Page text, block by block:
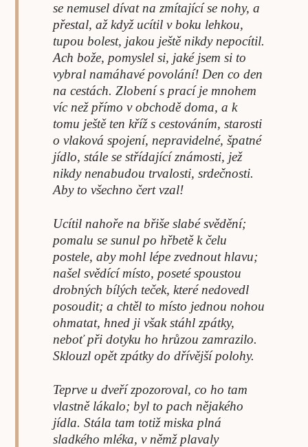
se nemusel dívat na zmítající se nohy, a
přestal, až když ucítil v boku lehkou,
tupou bolest, jakou ještě nikdy nepocítil.
Ach bože, pomyslel si, jaké jsem si to
vybral namáhavé povolání! Den co den
na cestách. Zlobení s prací je mnohem
víc než přímo v obchodě doma, a k
tomu ještě ten kříž s cestováním, starosti
o vlaková spojení, nepravidelné, špatné
jídlo, stále se střídající známosti, jež
nikdy nenabudou trvalosti, srdečnosti.
Aby to všechno čert vzal!
Ucítil nahoře na břiše slabé svědění;
pomalu se sunul po hřbetě k čelu
postele, aby mohl lépe zvednout hlavu;
našel svědící místo, poseté spoustou
drobných bílých teček, které nedovedl
posoudit; a chtěl to místo jednou nohou
ohmatat, hned ji však stáhl zpátky,
neboť při dotyku ho hrůzou zamrazilo.
Sklouzl opět zpátky do dřívější polohy.
Teprve u dveří zpozoroval, co ho tam
vlastně lákalo; byl to pach nějakého
jídla. Stála tam totiž miska plná
sladkého mléka, v němž plavaly